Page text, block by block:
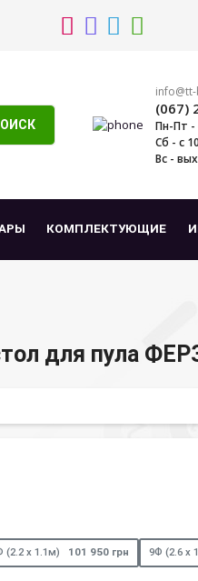
(067)
Пн-Пт -
Сб - с
Вс -
КОМПЛЕКТУЮЩИЕ
для пула
(2.2 х 1.1м) 101 950 грн 9Ф (2.6 х